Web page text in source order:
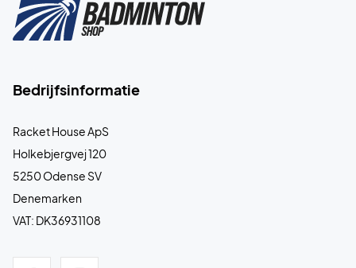
Bedrijfsinformatie
Racket House ApS
Holkebjergvej 120
5250 Odense SV
Denemarken
VAT: DK36931108